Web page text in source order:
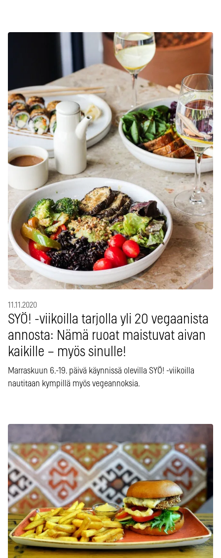
11.11.2020
SYÖ! -viikoilla tarjolla yli 20 vegaanista
annosta: Nämä ruoat maistuvat aivan
kaikille – myös sinulle!
Marraskuun 6.-19. päivä käynnissä olevilla SYÖ! -viikoilla
nautitaan kympillä myös vegeannoksia.